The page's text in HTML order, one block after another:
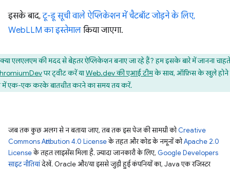
इसके बाद,टू-डू सूची वाले ऐप्लिकेशन में चैटबॉट जोड़ने के लिए,
WebLLM का इस्तेमाल किया जाएगा.
क्या एलएलएम की मदद से बेहतर ऐप्लिकेशन बनाए जा रहे हैं? हम इसके बारे में जानना
पर ट्वीट करें याWeb.dev की एआई टीमके साथ, ऑफ़िस के खुले
में एक-एक करके बातचीत करने का समय तय करें.
जब तक कुछ अलग से न बताया जाए, तब तक इस पेज की सामग्री कोCreative
Commons Attribution 4.0 Licenseके तहत और कोड के नमूनों कोApache 2.0
Licenseके तहत लाइसेंस मिला है. ज़्यादा जानकारी के लिए, Google Developers
साइट नीतियांदेखें. Oracle और/या इससे जुड़ी हुई कंपनियों का, Java एक रजिस्टर